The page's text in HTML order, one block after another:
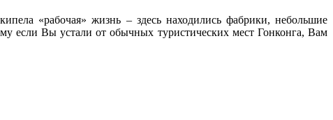
«рабочая» жизнь – здесь находились фабрики, небольшие
если Вы устали от обычных туристических мест Гонконга, Вам